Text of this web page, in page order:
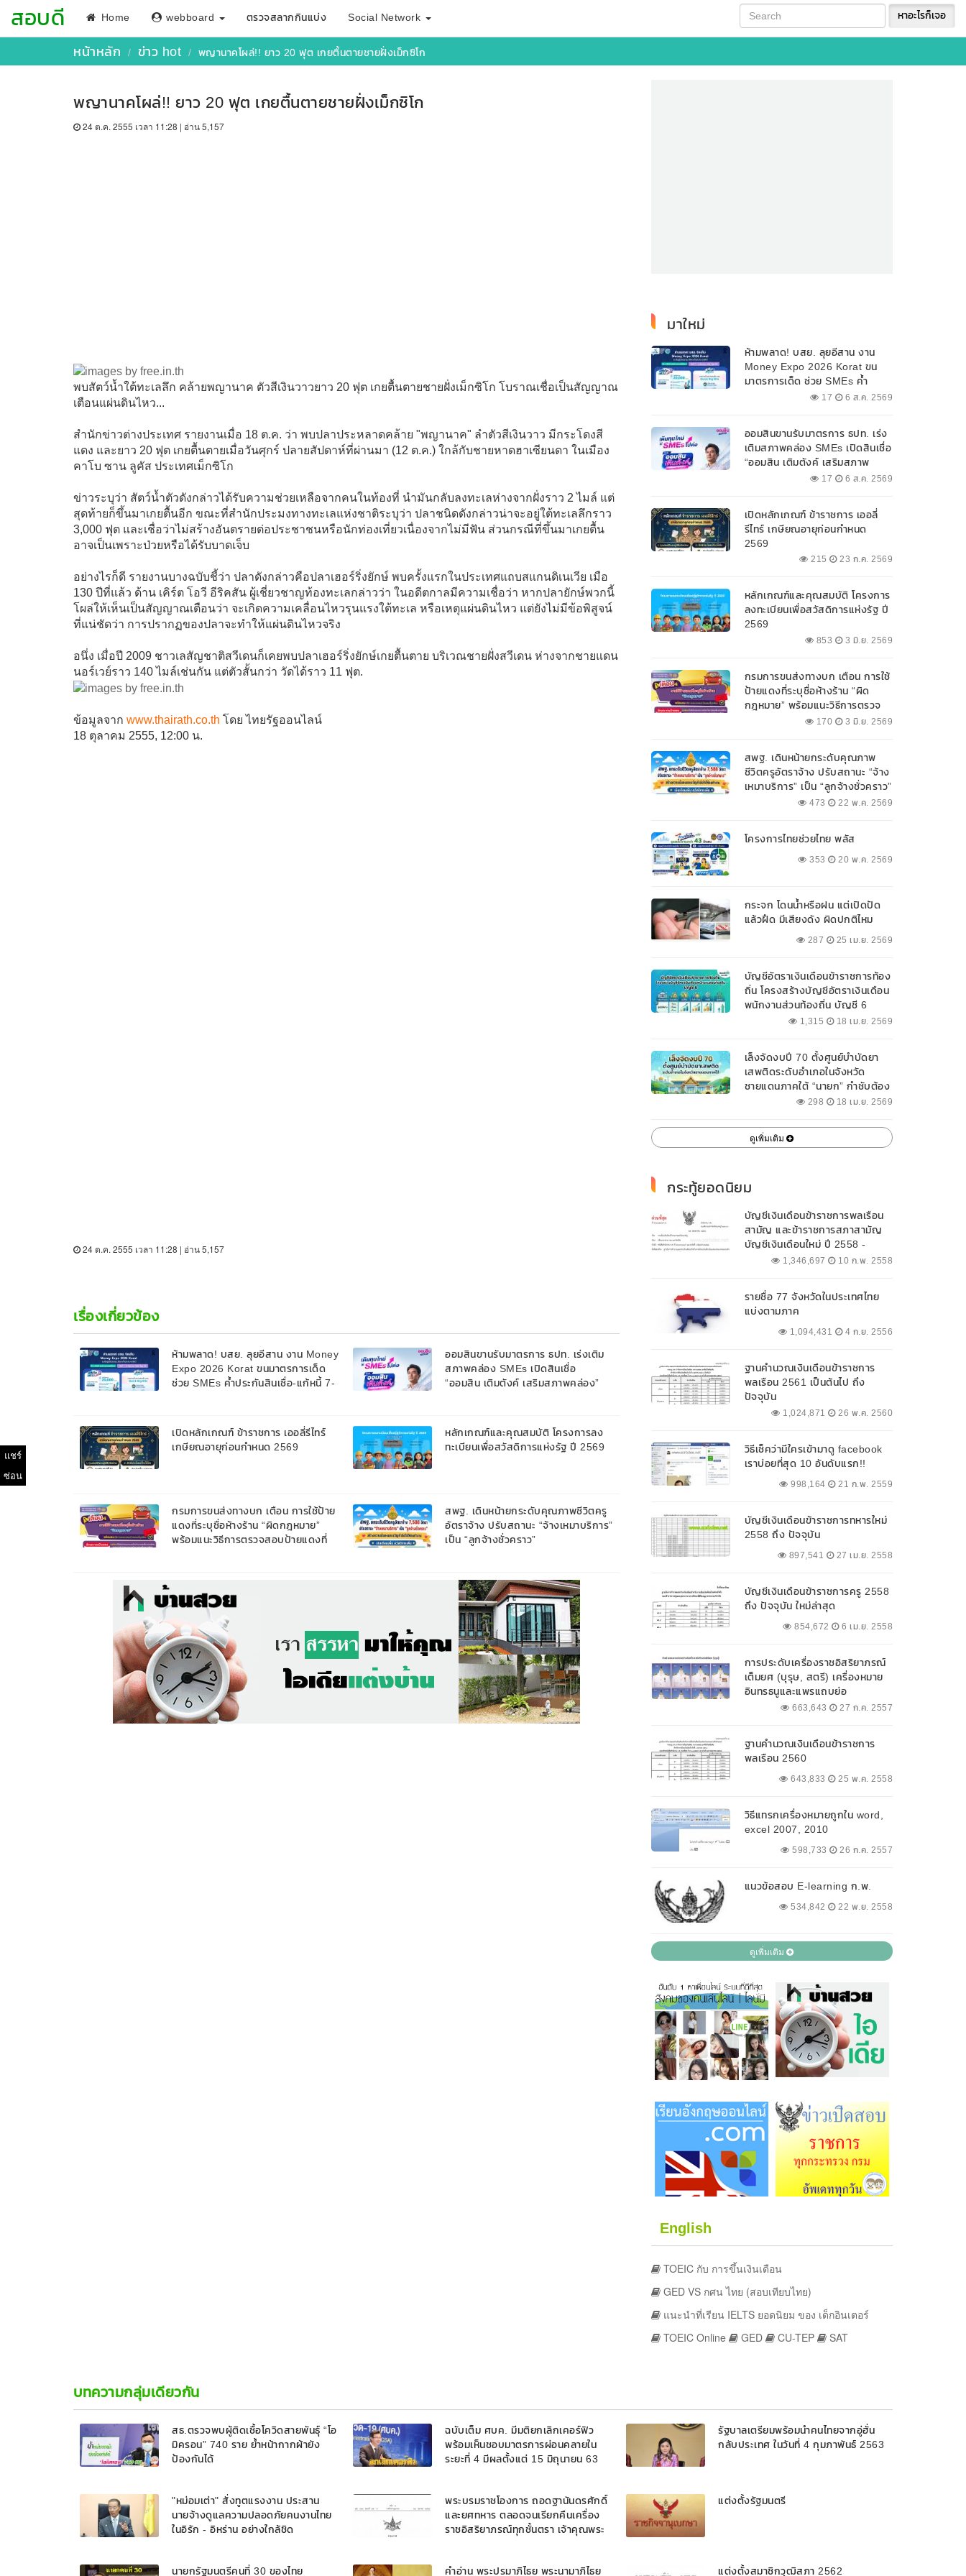
สอบดี Home webboard ตรวจสลากกินแบ่ง Social Network หาอะไรก็เจอ
หน้าหลัก ข่าว hot พญานาคโผล่!! ยาว 20 ฟุต เกยตื้นตายชายฝั่งเม็กซิโก
พญานาคโผล่!! ยาว 20 ฟุต เกยตื้นตายชายฝั่งเม็กซิโก
24 ต.ค. 2555 เวลา 11:28 | อ่าน 5,157
พบสัตว์น้ำใต้ทะเลลึก คล้ายพญานาค ตัวสีเงินวาวยาว 20 ฟุต เกยตื้นตายชายฝั่งเม็กซิโก โบราณเชื่อเป็นสัญญาณ
เตือนแผ่นดินไหว...
สำนักข่าวต่างประเทศ รายงานเมื่อ 18 ต.ค. ว่า พบปลาประหลาดคล้าย "พญานาค" ลำตัวสีเงินวาว มีกระโดงสี
แดง และยาว 20 ฟุต เกยตื้นตายเมื่อวันศุกร์ ปลายสัปดาห์ที่ผ่านมา (12 ต.ค.) ใกล้กับชายหาดฮาเซียนดา ในเมือง
คาโบ ซาน ลูคัส ประเทศเม็กซิโก
ข่าวระบุว่า สัตว์น้ำตัวดังกล่าวได้รับความช่วยเหลือจากคนในท้องที่ นำมันกลับลงทะเลห่างจากฝั่งราว 2 ไมล์ แต่
สุดท้ายก็ขึ้นมาเกยตื้นอีก ขณะที่สำนักประมงทางทะเลแห่งชาติระบุว่า ปลาชนิดดังกล่าวน่าจะอยู่ใต้ทะเลลึกราว
3,000 ฟุต และเชื่อว่าไม่สร้างอันตรายต่อประชาชนหรือนักท่องเที่ยวเนื่องจากไม่มีฟัน ส่วนกรณีที่ขึ้นมาเกยตื้น
อาจเป็นเพราะป่วยหรือได้รับบาดเจ็บ
อย่างไรก็ดี รายงานบางฉบับชี้ว่า ปลาดังกล่าวคือปลาเฮอร์ริ่งยักษ์ พบครั้งแรกในประเทศแถบสแกนดิเนเวีย เมือ
130 ปีที่แล้ว ด้าน เคิร์ต โอวี อีริคสัน ผู้เชี่ยวชาญท้องทะเลกล่าวว่า ในอดีตกาลมีความเชื่อว่า หากปลายักษ์พวกนี้
โผล่ให้เห็นเป็นสัญญาณเตือนว่า จะเกิดความเคลื่อนไหวรุนแรงใต้ทะเล หรือเหตุแผ่นดินไหว แต่ยังไม่มีข้อพิสูจน์
ที่แน่ชัดว่า การปรากฏของปลาจะทำให้แผ่นดินไหวจริง
อนึ่ง เมื่อปี 2009 ชาวเลสัญชาติสวีเดนก็เคยพบปลาเฮอร์ริ่งยักษ์เกยตื้นตาย บริเวณชายฝั่งสวีเดน ห่างจากชายแดน
นอร์เวย์ราว 140 ไมล์เช่นกัน แต่ตัวสั้นกว่า วัดได้ราว 11 ฟุต.
ข้อมูลจาก www.thairath.co.th โดย ไทยรัฐออนไลน์
18 ตุลาคม 2555, 12:00 น.
24 ต.ค. 2555 เวลา 11:28 | อ่าน 5,157
เรื่องเกี่ยวข้อง
ห้ามพลาด! บสย. ลุยอีสาน งาน Money
Expo 2026 Korat ขนมาตรการเด็ด
ช่วย SMEs ค้ำประกันสินเชื่อ-แก้หนี้ 7-
ออมสินขานรับมาตรการ ธปท. เร่งเติม
สภาพคล่อง SMEs เปิดสินเชื่อ
“ออมสิน เติมตังค์ เสริมสภาพคล่อง”
หลักประกัน ผ่อนนานสูงสุด 10 ปี
เปิดหลักเกณฑ์ ข้าราชการ เออลี่รีไทร์
เกษียณอายุก่อนกำหนด 2569
หลักเกณฑ์และคุณสมบัติ โครงการลง
ทะเบียนเพื่อสวัสดิการแห่งรัฐ ปี 2569
กรมการขนส่งทางบก เตือน การใช้ป้าย
แดงที่ระบุชื่อห้างร้าน “ผิดกฎหมาย”
พร้อมแนะวิธีการตรวจสอบป้ายแดงที่
สพฐ. เดินหน้ายกระดับคุณภาพชีวิตครู
อัตราจ้าง ปรับสถานะ “จ้างเหมาบริการ”
เป็น “ลูกจ้างชั่วคราว”
แชร์
ซ่อน
มาใหม่
ห้ามพลาด! บสย. ลุยอีสาน งาน
Money Expo 2026 Korat ขน
มาตรการเด็ด ช่วย SMEs ค้ำ
ประกันสินเชื่อ-แก้หนี้ 7-9 ส.ค. 69
17 6 ส.ค. 2569
ออมสินขานรับมาตรการ ธปท. เร่ง
เติมสภาพคล่อง SMEs เปิดสินเชื่อ
“ออมสิน เติมตังค์ เสริมสภาพ
คล่อง” วงเงินรวม 2,000
วงเงินกู้สูงสุด 100% ของหลัก
ประกัน ผ่อนนานสูงสุด 10 ปี
17 6 ส.ค. 2569
เปิดหลักเกณฑ์ ข้าราชการ เออลี่
รีไทร์ เกษียณอายุก่อนกำหนด
2569
215 23 ก.ค. 2569
หลักเกณฑ์และคุณสมบัติ โครงการ
ลงทะเบียนเพื่อสวัสดิการแห่งรัฐ ปี
2569
853 3 มิ.ย. 2569
กรมการขนส่งทางบก เตือน การใช้
ป้ายแดงที่ระบุชื่อห้างร้าน “ผิด
กฎหมาย” พร้อมแนะวิธีการตรวจ
สอบป้ายแดงที่ถูกต้อง
170 3 มิ.ย. 2569
สพฐ. เดินหน้ายกระดับคุณภาพ
ชีวิตครูอัตราจ้าง ปรับสถานะ “จ้าง
เหมาบริการ” เป็น “ลูกจ้างชั่วคราว”
473 22 พ.ค. 2569
โครงการไทยช่วยไทย พลัส
353 20 พ.ค. 2569
กระจก โดนน้ำหรือฝน แต่เปิดปัด
แล้วฝืด มีเสียงดัง ผิดปกติไหม
287 25 เม.ย. 2569
บัญชีอัตราเงินเดือนข้าราชการท้อง
ถิ่น โครงสร้างบัญชีอัตราเงินเดือน
พนักงานส่วนท้องถิ่น บัญชี 6
1,315 18 เม.ย. 2569
เล็งจัดงบปี 70 ตั้งศูนย์บำบัดยา
เสพติดระดับอำเภอในจังหวัด
ชายแดนภาคใต้ “นายก” กำชับต้อง
ออกแบบเฉพาะให้สอดคล้องกับ
298 18 เม.ย. 2569
ดูเพิ่มเติม
กระทู้ยอดนิยม
บัญชีเงินเดือนข้าราชการพลเรือน
สามัญ และข้าราชการสภาสามัญ
บัญชีเงินเดือนใหม่ ปี 2558 -
2562 ปัจจุบัน1,346,697 10 ก.พ. 2558
รายชื่อ 77 จังหวัดในประเทศไทย
แบ่งตามภาค
1,094,431 4 ก.ย. 2556
ฐานคำนวณเงินเดือนข้าราชการ
พลเรือน 2561 เป็นต้นไป ถึง
ปัจจุบัน
1,024,871 26 พ.ค. 2560
วิธีเช็คว่ามีใครเข้ามาดู facebook
เราบ่อยที่สุด 10 อันดับแรก!!
998,164 21 ก.พ. 2559
บัญชีเงินเดือนข้าราชการทหารใหม่
2558 ถึง ปัจจุบัน
897,541 27 เม.ย. 2558
บัญชีเงินเดือนข้าราชการครู 2558
ถึง ปัจจุบัน ใหม่ล่าสุด
854,672 6 เม.ย. 2558
การประดับเครื่องราชอิสริยาภรณ์
เต็มยศ (บุรุษ, สตรี) เครื่องหมาย
อินทรธนูและแพรแถบย่อ
663,643 27 ก.ค. 2557
ฐานคำนวณเงินเดือนข้าราชการ
พลเรือน 2560
643,833 25 พ.ค. 2558
วิธีแทรกเครื่องหมายถูกใน word,
excel 2007, 2010
598,733 26 ก.ค. 2557
แนวข้อสอบ E-learning ก.พ.
534,842 22 พ.ย. 2558
ดูเพิ่มเติม
English
TOEIC กับ การขึ้นเงินเดือน
GED VS กศน ไทย (สอบเทียบไทย)
แนะนำที่เรียน IELTS ยอดนิยม ของ เด็กอินเตอร์
TOEIC Online
GED CU-TEP SAT
บทความกลุ่มเดียวกัน
สธ.ตรวจพบผู้ติดเชื้อโควิดสายพันธุ์ “โอ
มิครอน” 740 ราย ย้ำหน้ากากผ้ายัง
ป้องกันได้
ฉบับเต็ม ศบค. มีมติยกเลิกเคอร์ฟิว
พร้อมเห็นชอบมาตรการผ่อนคลายใน
ระยะที่ 4 มีผลตั้งแต่ 15 มิถุนายน 63
รัฐบาลเตรียมพร้อมนำคนไทยจากอู่ฮั่น
กลับประเทศ ในวันที่ 4 กุมภาพันธ์ 2563
"หม่อมเต่า" สั่งทูตแรงงาน ประสาน
นายจ้างดูแลความปลอดภัยคนงานไทย
ในอิรัก - อิหร่าน อย่างใกล้ชิด
พระบรมราชโองการ ถอดฐานันดรศักดิ์
และยศทหาร ตลอดจนเรียกคืนเครื่อง
ราชอิสริยาภรณ์ทุกชั้นตรา เจ้าคุณพระ
แต่งตั้งรัฐมนตรี
นายกรัฐมนตรีคนที่ 30 ของไทย คำอ่าน พระปรมาภิไธย พระนามาภิไธย แต่งตั้งสมาชิกวุฒิสภา 2562